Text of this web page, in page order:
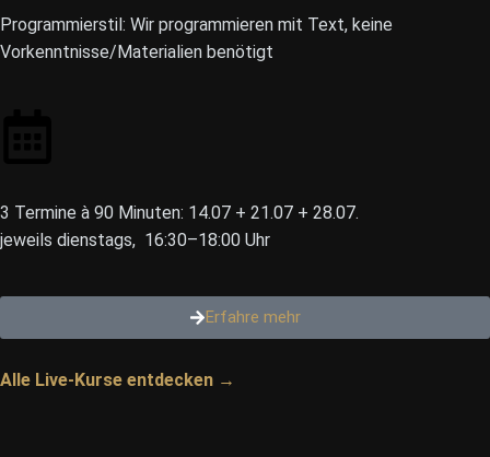
Programmierstil: Wir programmieren mit Text, keine
Vorkenntnisse/Materialien benötigt
3 Termine à 90 Minuten: 14.07 + 21.07 + 28.07.
jeweils dienstags, 16:30–18:00 Uhr
Erfahre mehr
Alle Live-Kurse entdecken →